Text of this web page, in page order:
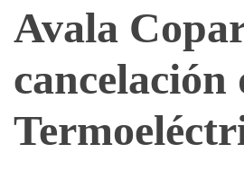
Avala
cancelación